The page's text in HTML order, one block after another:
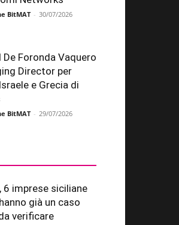
BitMAT - 30/07/2026
De Foronda Vaquero
Director per
e Grecia di
BitMAT - 29/07/2026
6 imprese siciliane
già un caso
verificare